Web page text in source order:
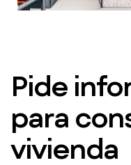
Pide
para
vivienda